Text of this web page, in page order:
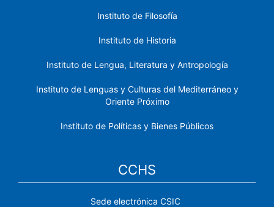
Instituto de Filosofía
Instituto de Historia
Instituto de Lengua, Literatura y Antropología
Instituto de Lenguas y Culturas del Mediterráneo y
Oriente Próximo
Instituto de Políticas y Bienes Públicos
CCHS
Sede electrónica CSIC